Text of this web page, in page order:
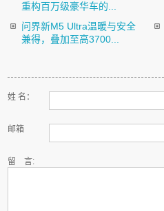
重构百万级豪华车的...
问界新M5 Ultra温暖与安全
兼得，叠加至高3700...
姓 名：
邮箱
留 言: